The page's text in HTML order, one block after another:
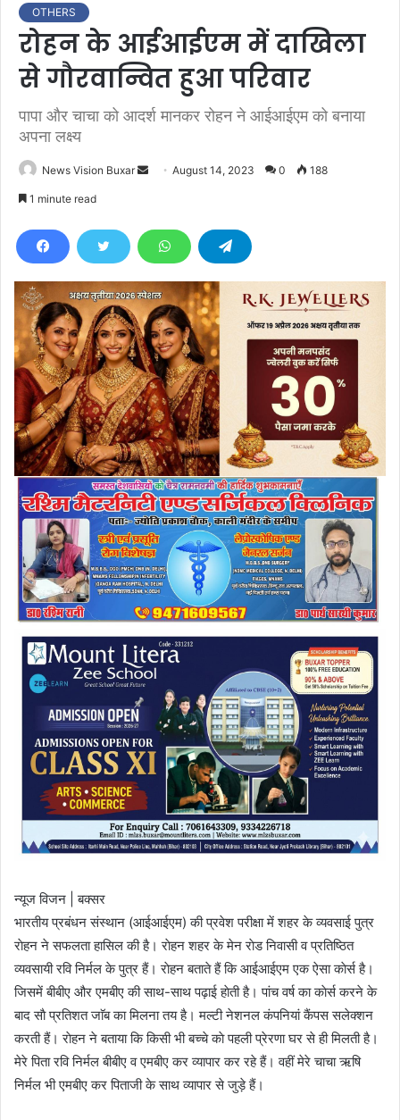
OTHERS
रोहन के आईआईएम में दाखिला
से गौरवान्वित हुआ परिवार
पापा और चाचा को आदर्श मानकर रोहन ने आईआईएम को बनाया
अपना लक्ष्य
News Vision Buxar
d
e
m
a
i
l
August 14, 2023 0 188
1 minute read
न्यूज विजन | बक्सर
भारतीय प्रबंधन संस्थान (आईआईएम) की प्रवेश परीक्षा में शहर के व्यवसाई पुत्र
राेहन ने सफलता हासिल की है। राेहन शहर के मेन राेड निवासी व प्रतिष्ठित
व्यवसायी रवि निर्मल के पुत्र हैं। राेहन बताते हैं कि आईआईएम एक ऐसा काेर्स है।
जिसमें बीबीए और एमबीए की साथ-साथ पढ़ाई हाेती है। पांच वर्ष का काेर्स करने के
बाद साै प्रतिशत जाॅब का मिलना तय है। मल्टी नेशनल कंपनियां कैंपस सलेक्शन
करती हैं। राेहन ने बताया कि किसी भी बच्चे काे पहली प्रेरणा घर से ही मिलती है।
मेरे पिता रवि निर्मल बीबीए व एमबीए कर व्यापार कर रहे हैं। वहीं मेरे चाचा ऋषि
निर्मल भी एमबीए कर पिताजी के साथ व्यापार से जुड़े हैं।